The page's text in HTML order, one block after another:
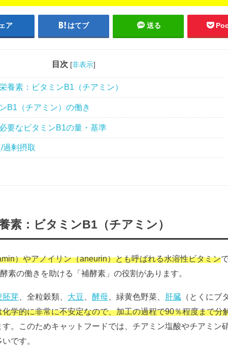
ア はてブ 送る
目次 [非表示]
養素：ビタミンB1（チアミン）
B1（チアミン）の働き
要なビタミンB1の量・基準
過剰摂取
素：ビタミンB1（チアミン）
）やアノイリン（aneurin）とも呼ばれる水溶性ビタミン
素の働きを助ける「補酵素」の役割があります。
胚芽 、全粒穀類、 大豆 酵母 、緑黄色野菜、 肝臓 （とくにブ
化学的に非常に不安定なので、加工の過程で90％程度まで分
す。このためキャットフードでは、チアミン塩酸やチアミン
です。